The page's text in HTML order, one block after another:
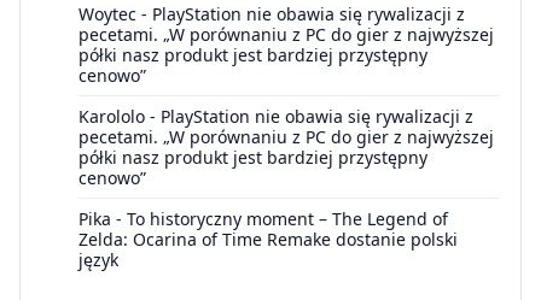
Woytec - PlayStation nie obawia się rywalizacji z
pecetami. „W porównaniu z PC do gier z najwyższej
półki nasz produkt jest bardziej przystępny
cenowo”
Karololo - PlayStation nie obawia się rywalizacji z
pecetami. „W porównaniu z PC do gier z najwyższej
półki nasz produkt jest bardziej przystępny
cenowo”
Pika - To historyczny moment – The Legend of
Zelda: Ocarina of Time Remake dostanie polski
język